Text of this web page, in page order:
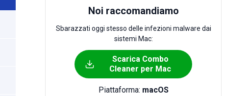
Noi raccomandiamo
Sbarazzati oggi stesso delle infezioni malware dai
sistemi Mac:
Scarica Combo
Cleaner per Mac
Piattaforma: macOS